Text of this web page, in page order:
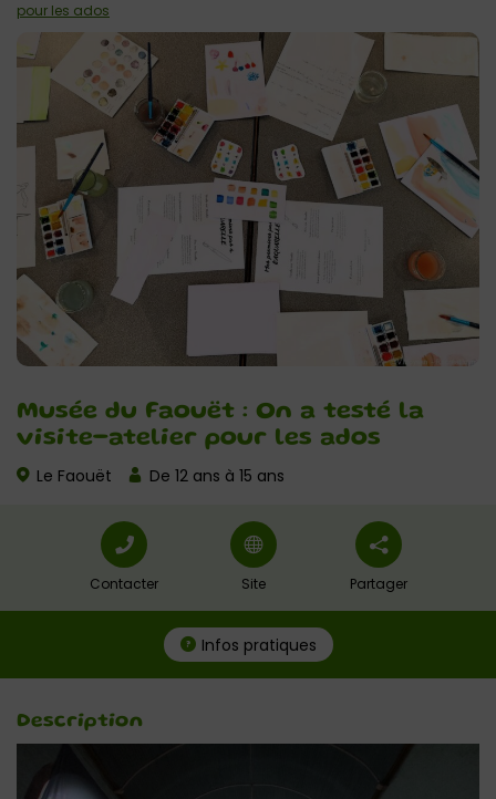
Musée du Faouët : On a testé la
visite-atelier pour les ados
Le Faouët De 12 ans à 15 ans
pour les ados
Contacter Site Partager
Infos pratiques
Description